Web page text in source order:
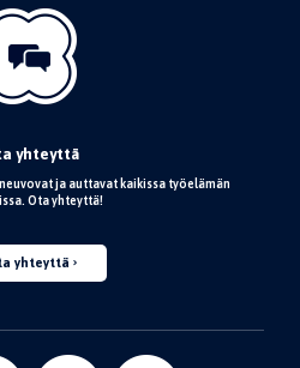
yhteyttä
ja auttavat kaikissa työelämän
Ota yhteyttä!
yhteyttä